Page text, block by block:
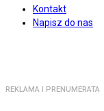
Kontakt
Napisz do nas
REKLAMA I PRENUMERATA